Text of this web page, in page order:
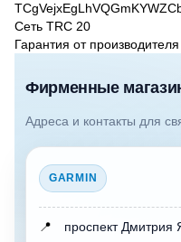
Сеть TRC 20
Гарантия от
Фирменные
Адреса и контакты для
GARMIN
📍
проспект Дмитрия